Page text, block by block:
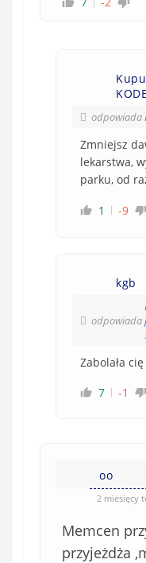
odpowiada
Zmniejsz
lekarstwa,
parku, od
1 -9
kgb
odpowiada
Zabolała
7
-1
oo
2 miesięcy
Memcen
przyjeżdża